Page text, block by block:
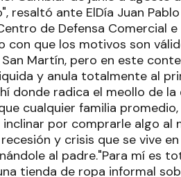
resaltó ante ElDía Juan
de Defensa Comercial
con que los motivos son
Martín, pero en este
y anula totalmente al
donde radica el meollo de
cualquier familia
por comprarle algo al
y crisis que se vive
al padre."Para mí es
tienda de ropa informal